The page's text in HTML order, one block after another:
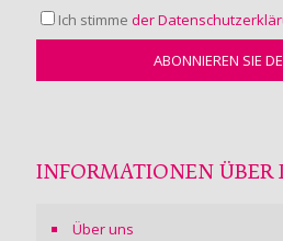
Ich stimme der
INFORMATIONEN ÜBER
Über uns